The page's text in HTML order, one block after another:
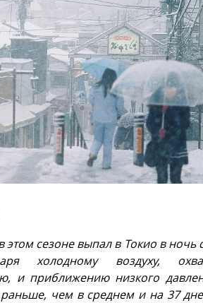
этом сезоне выпал в Токио в ночь
холодному воздуху,
и приближению низкого
чем в среднем и на 37